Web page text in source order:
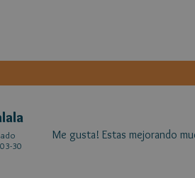
30
Me gusta! Estas mejorando